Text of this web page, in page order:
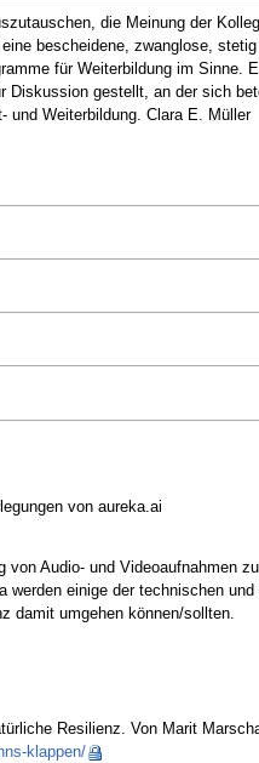
die Meinung der
bescheidene, zwanglose,
für Weiterbildung im
gestellt, an der sich
und Weiterbildung. Clara E. Müller
von aureka.ai
Audio- und Videoaufnahmen
einige der technischen
damit umgehen können/sollten.
Resilienz. Von Marit
klappen/